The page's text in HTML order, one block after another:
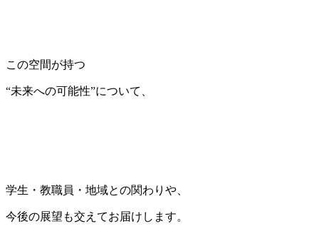
この空間が持つ
“未来への可能性”について、
学生・教職員・地域との関わりや、
今後の展望も交えてお届けします。